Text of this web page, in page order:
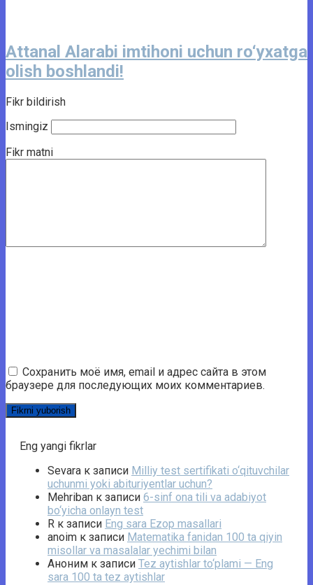
Attanal Alarabi imtihoni uchun ro‘yxatga
olish boshlandi!
Fikr bildirish
Ismingiz
Fikr matni
Сохранить моё имя, email и адрес сайта в этом
браузере для последующих моих комментариев.
Eng yangi fikrlar
Sevara к записи Milliy test sertifikati o‘qituvchilar
uchunmi yoki abituriyentlar uchun?
Mehriban к записи 6-sinf ona tili va adabiyot
bo‘yicha onlayn test
R к записи Eng sara Ezop masallari
anoim к записи Matematika fanidan 100 ta qiyin
misollar va masalalar yechimi bilan
Аноним к записи Tez aytishlar to‘plami — Eng
sara 100 ta tez aytishlar